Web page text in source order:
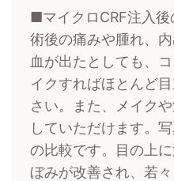
■マイクロCRF注入後
術後の痛みや腫れ、
血が出たとしても、
イクすればほとんど
さい。また、メイク
していただけます。
の比較です。目の上
ぼみが改善され、若